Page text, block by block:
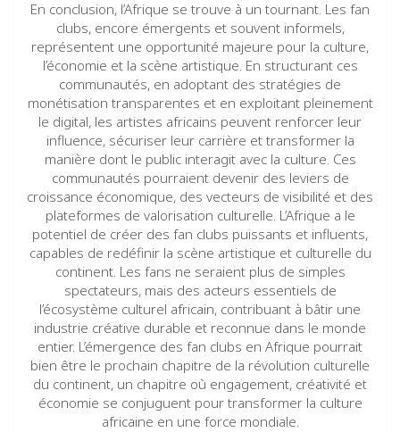
En conclusion, l’Afrique se trouve à un tournant. Les fan
clubs, encore émergents et souvent informels,
représentent une opportunité majeure pour la culture,
l’économie et la scène artistique. En structurant ces
communautés, en adoptant des stratégies de
monétisation transparentes et en exploitant pleinement
le digital, les artistes africains peuvent renforcer leur
influence, sécuriser leur carrière et transformer la
manière dont le public interagit avec la culture. Ces
communautés pourraient devenir des leviers de
croissance économique, des vecteurs de visibilité et des
plateformes de valorisation culturelle. L’Afrique a le
potentiel de créer des fan clubs puissants et influents,
capables de redéfinir la scène artistique et culturelle du
continent. Les fans ne seraient plus de simples
spectateurs, mais des acteurs essentiels de
l’écosystème culturel africain, contribuant à bâtir une
industrie créative durable et reconnue dans le monde
entier. L’émergence des fan clubs en Afrique pourrait
bien être le prochain chapitre de la révolution culturelle
du continent, un chapitre où engagement, créativité et
économie se conjuguent pour transformer la culture
africaine en une force mondiale.